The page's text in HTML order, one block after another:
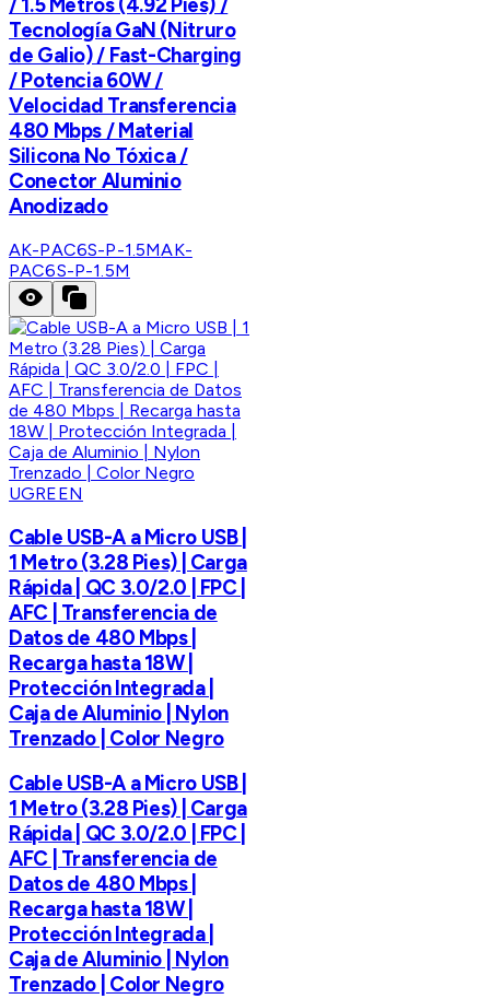
/ 1.5 Metros (4.92 Pies) /
Tecnología GaN (Nitruro
de Galio) / Fast-Charging
/ Potencia 60W /
Velocidad Transferencia
480 Mbps / Material
Silicona No Tóxica /
Conector Aluminio
Anodizado
AK-PAC6S-P-1.5MAK-
PAC6S-P-1.5M
UGREEN
Cable USB-A a Micro USB |
1 Metro (3.28 Pies) | Carga
Rápida | QC 3.0/2.0 | FPC |
AFC | Transferencia de
Datos de 480 Mbps |
Recarga hasta 18W |
Protección Integrada |
Caja de Aluminio | Nylon
Trenzado | Color Negro
Cable USB-A a Micro USB |
1 Metro (3.28 Pies) | Carga
Rápida | QC 3.0/2.0 | FPC |
AFC | Transferencia de
Datos de 480 Mbps |
Recarga hasta 18W |
Protección Integrada |
Caja de Aluminio | Nylon
Trenzado | Color Negro